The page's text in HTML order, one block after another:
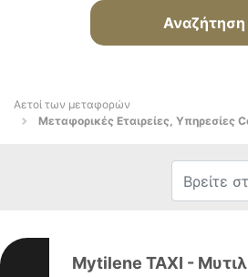
Αναζήτηση
Αετοί των μεταφορών
Μεταφορικές Εταιρείες, Υπηρεσίες
Mytilene TAXI -